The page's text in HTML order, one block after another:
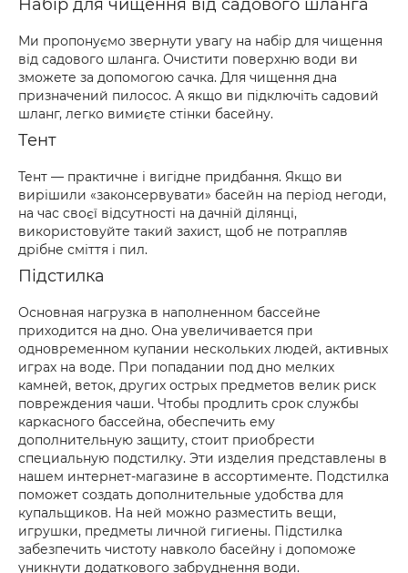
Набір для чищення від садового шланга
Ми пропонуємо звернути увагу на набір для чищення
від садового шланга. Очистити поверхню води ви
зможете за допомогою сачка. Для чищення дна
призначений пилосос. А якщо ви підключіть садовий
шланг, легко вимиєте стінки басейну.
Тент
Тент — практичне і вигідне придбання. Якщо ви
вирішили «законсервувати» басейн на період негоди,
на час своєї відсутності на дачній ділянці,
використовуйте такий захист, щоб не потрапляв
дрібне сміття і пил.
Підстилка
Основная нагрузка в наполненном бассейне
приходится на дно. Она увеличивается при
одновременном купании нескольких людей, активных
играх на воде. При попадании под дно мелких
камней, веток, других острых предметов велик риск
повреждения чаши. Чтобы продлить срок службы
каркасного бассейна, обеспечить ему
дополнительную защиту, стоит приобрести
специальную подстилку. Эти изделия представлены в
нашем интернет-магазине в ассортименте. Подстилка
поможет создать дополнительные удобства для
купальщиков. На ней можно разместить вещи,
игрушки, предметы личной гигиены. Підстилка
забезпечить чистоту навколо басейну і допоможе
уникнути додаткового забруднення води.